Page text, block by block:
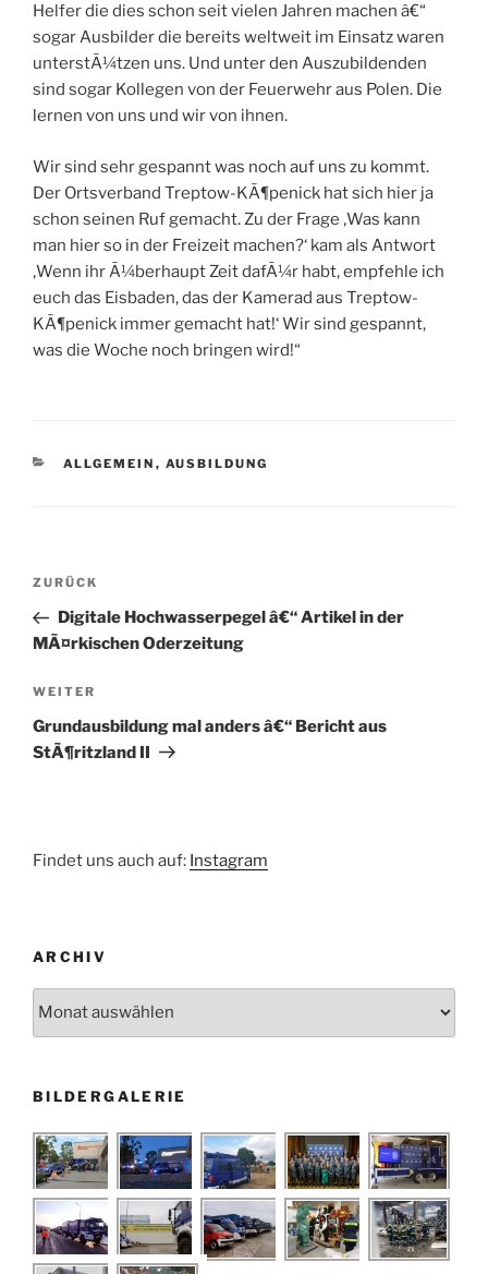
Helfer die dies schon seit vielen Jahren machen â€“
sogar Ausbilder die bereits weltweit im Einsatz waren
unterstÃ¼tzen uns. Und unter den Auszubildenden
sind sogar Kollegen von der Feuerwehr aus Polen. Die
lernen von uns und wir von ihnen.
Wir sind sehr gespannt was noch auf uns zu kommt.
Der Ortsverband Treptow-KÃ¶penick hat sich hier ja
schon seinen Ruf gemacht. Zu der Frage ‚Was kann
man hier so in der Freizeit machen?‘ kam als Antwort
‚Wenn ihr Ã¼berhaupt Zeit dafÃ¼r habt, empfehle ich
euch das Eisbaden, das der Kamerad aus Treptow-
KÃ¶penick immer gemacht hat!‘ Wir sind gespannt,
was die Woche noch bringen wird!“
KATEGORIEN
ALLGEMEIN , AUSBILDUNG
Beitragsnavigation
Vorheriger
Beitrag
ZURÜCK
Digitale Hochwasserpegel â€“ Artikel in der
MÃ¤rkischen Oderzeitung
Nächster
Beitrag
WEITER
Grundausbildung mal anders â€“ Bericht aus
StÃ¶ritzland II
Findet uns auch auf: Instagram
ARCHIV
BILDERGALERIE